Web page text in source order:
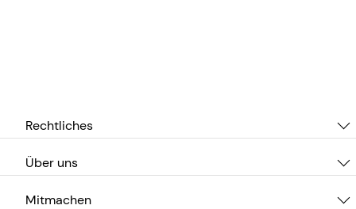
Rechtliches
Über uns
Mitmachen